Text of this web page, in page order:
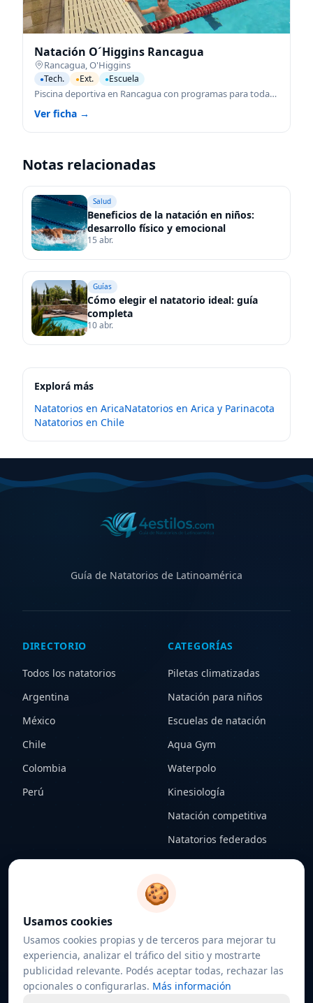
Natación O´Higgins Rancagua
Rancagua O'Higgins
●Tech. ●Ext. ●Escuela
Piscina deportiva en Rancagua con programas para todas las edades.
Ver ficha →
Notas relacionadas
Salud
Beneficios de la natación en niños:
desarrollo físico y emocional
15 abr.
Guías
Cómo elegir el natatorio ideal: guía
completa
10 abr.
Explorá más
Natatorios en AricaNatatorios en Arica y Parinacota
Natatorios en Chile
Guía de Natatorios de Latinoamérica
DIRECTORIO
Todos los natatorios
Argentina
México
Chile
Colombia
Perú
CATEGORÍAS
Piletas climatizadas
Natación para niños
Escuelas de natación
Aqua Gym
Waterpolo
Kinesiología
Natación competitiva
Natatorios federados
Federaciones
Sobre nosotros
Contacto
Política de cookies
Configurar cookies
🍪
Usamos cookies
Usamos cookies propias y de terceros para mejorar tu
experiencia, analizar el tráfico del sitio y mostrarte
publicidad relevante. Podés aceptar todas, rechazar las
opcionales o configurarlas. Más información